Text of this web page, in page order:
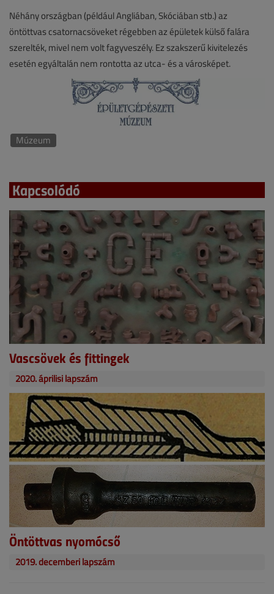
Néhány országban (például Angliában, Skóciában stb.) az
öntöttvas csatornacsöveket régebben az épületek külső falára
szerelték, mivel nem volt fagyveszély. Ez szakszerű kivitelezés
esetén egyáltalán nem rontotta az utca- és a városképet.
Múzeum
Kapcsolódó
Vascsövek és fittingek
2020. áprilisi lapszám
Öntöttvas nyomócső
2019. decemberi lapszám